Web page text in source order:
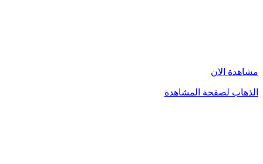
مشاهدة الان
الذهاب لصفحة المشاهدة